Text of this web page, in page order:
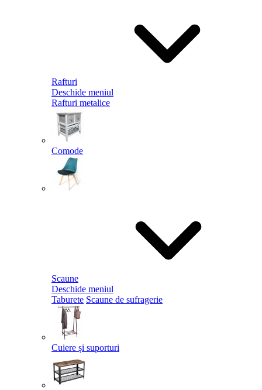
Rafturi
Deschide meniul
Rafturi metalice
Comode
Scaune
Deschide meniul
Taburete Scaune de sufragerie
Cuiere și suporturi